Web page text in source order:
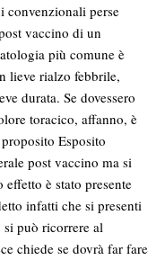
convenzionali perse
vaccino di un
più comune è
lieve rialzo febbrile,
durata. Se dovessero
toracico, affanno, è
Esposito
post vaccino ma si
effetto è stato presente
infatti che si presenti
può ricorrere al
chiede se dovrà far fare